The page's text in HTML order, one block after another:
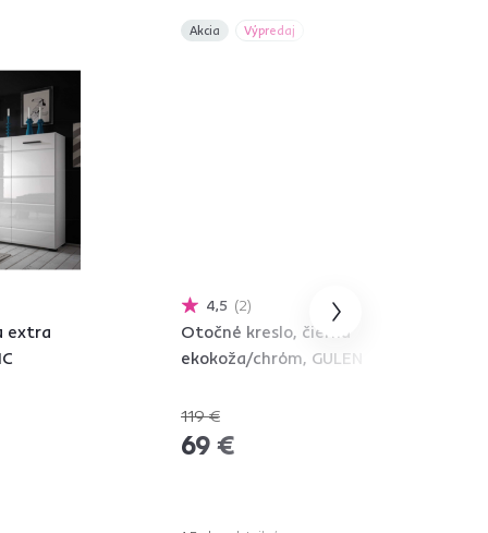
extra
Akcia Výpredaj
4,5 2
Otočné kreslo, čierna
ekokoža/chróm, GULEN
119 €
69 €